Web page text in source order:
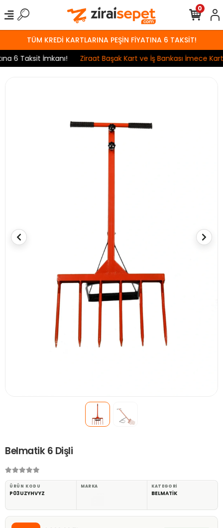
TÜM KREDİ KARTLARINA PEŞİN FİYATINA 6 TAKSİT!
6 Taksit İmkanı!
Ziraat Başak Kart ve İş Bankası İmece Kart
0
Belmatik 6 Dişli
ÜRÜN KODU
P03UZYHVYZ
MARKA KATEGORI
BELMATİK